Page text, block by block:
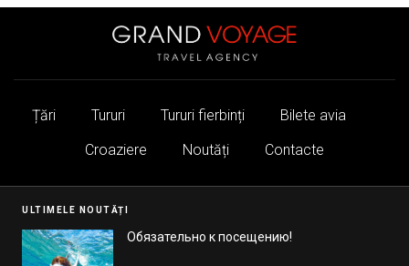
Țări Tururi Tururi fierbinți
Bilete avia
Croaziere
Noutăți Contacte
ULTIMELE NOUTĂȚI
Обязательно к посещению!